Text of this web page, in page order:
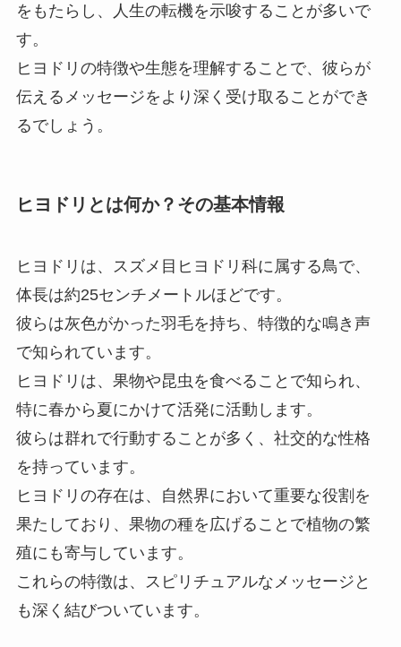
をもたらし、人生の転機を示唆することが多いで
す。
ヒヨドリの特徴や生態を理解することで、彼らが
伝えるメッセージをより深く受け取ることができ
るでしょう。
ヒヨドリとは何か？その基本情報
ヒヨドリは、スズメ目ヒヨドリ科に属する鳥で、
体長は約25センチメートルほどです。
彼らは灰色がかった羽毛を持ち、特徴的な鳴き声
で知られています。
ヒヨドリは、果物や昆虫を食べることで知られ、
特に春から夏にかけて活発に活動します。
彼らは群れで行動することが多く、社交的な性格
を持っています。
ヒヨドリの存在は、自然界において重要な役割を
果たしており、果物の種を広げることで植物の繁
殖にも寄与しています。
これらの特徴は、スピリチュアルなメッセージと
も深く結びついています。